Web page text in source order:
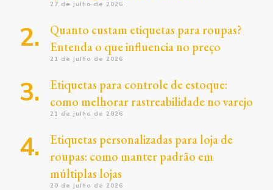
27 de julho de 2026
Quanto custam etiquetas para roupas?
Entenda o que influencia no preço
21 de julho de 2026
Etiquetas para controle de estoque:
como melhorar rastreabilidade no varejo
21 de julho de 2026
Etiquetas personalizadas para loja de
roupas: como manter padrão em
múltiplas lojas
20 de julho de 2026